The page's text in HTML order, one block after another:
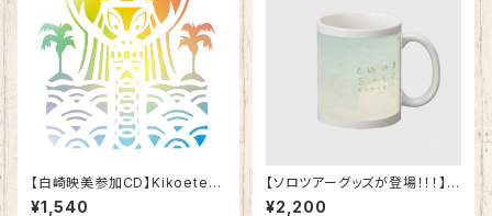
【白崎映美参加CD】Kikoeteku
ru Naminoyouni 聞こえてくる
¥1,540
【ソロツアーグッズが登場！！！】
白崎映美ソロ・コンサート「あい
¥2,200